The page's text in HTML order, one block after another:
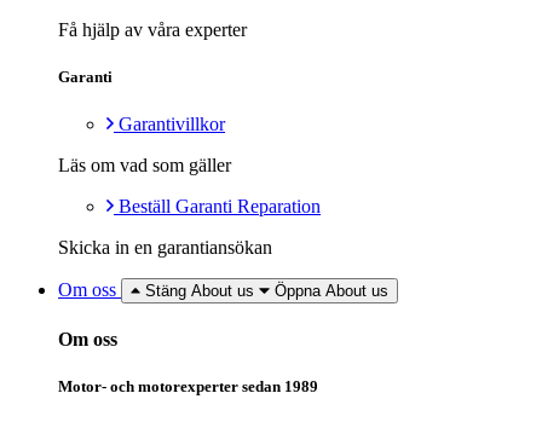
Få hjälp av våra experter
Garanti
Garantivillkor
Läs om vad som gäller
Beställ Garanti Reparation
Skicka in en garantiansökan
Om oss Stäng About us Öppna About us
Om oss
Motor- och motorexperter sedan 1989